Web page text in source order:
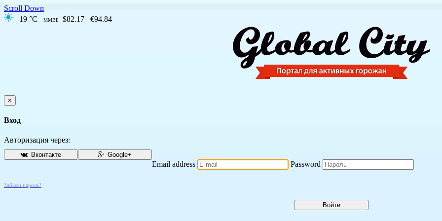
Scroll Down
+19 °C
ММВБ $82.17 €94.84
×
Вход
Авторизация через:
Вконтакте Google+
Email address Password
Забыли пароль?
Войти